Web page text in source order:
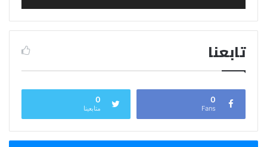
تابعنا
0
Fans
0
متابعينا